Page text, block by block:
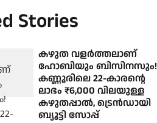
Stories
കഴുത വളര്‍ത്തലാണ്
ഹോബിയും ബിസിനസും!
കണ്ണൂരിലെ 22-കാരന്റെ
ലാഭം ₹6,000 വിലയുള്ള
കഴുതപ്പാല്‍, ട്രെന്‍ഡായി
ബ്യൂട്ടി സോപ്പ്